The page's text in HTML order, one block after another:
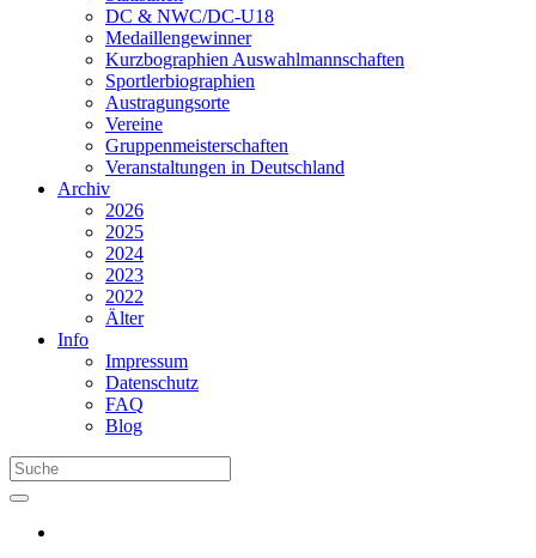
DC & NWC/DC-U18
Medaillengewinner
Kurzbographien Auswahlmannschaften
Sportlerbiographien
Austragungsorte
Vereine
Gruppenmeisterschaften
Veranstaltungen in Deutschland
Archiv
2026
2025
2024
2023
2022
Älter
Info
Impressum
Datenschutz
FAQ
Blog